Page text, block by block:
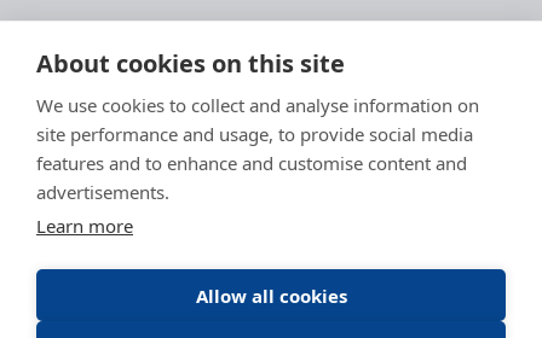
About cookies on this site
We use cookies to collect and analyse information on
site performance and usage, to provide social media
features and to enhance and customise content and
advertisements.
Learn more
Allow all cookies